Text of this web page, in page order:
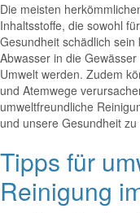
Die meisten
Inhaltsstoffe, die sowohl
Gesundheit schädlich
Abwasser in die
Umwelt werden. Zudem
und Atemwege
umweltfreundliche
und unsere Gesundheit
Tipps für
Reinigung